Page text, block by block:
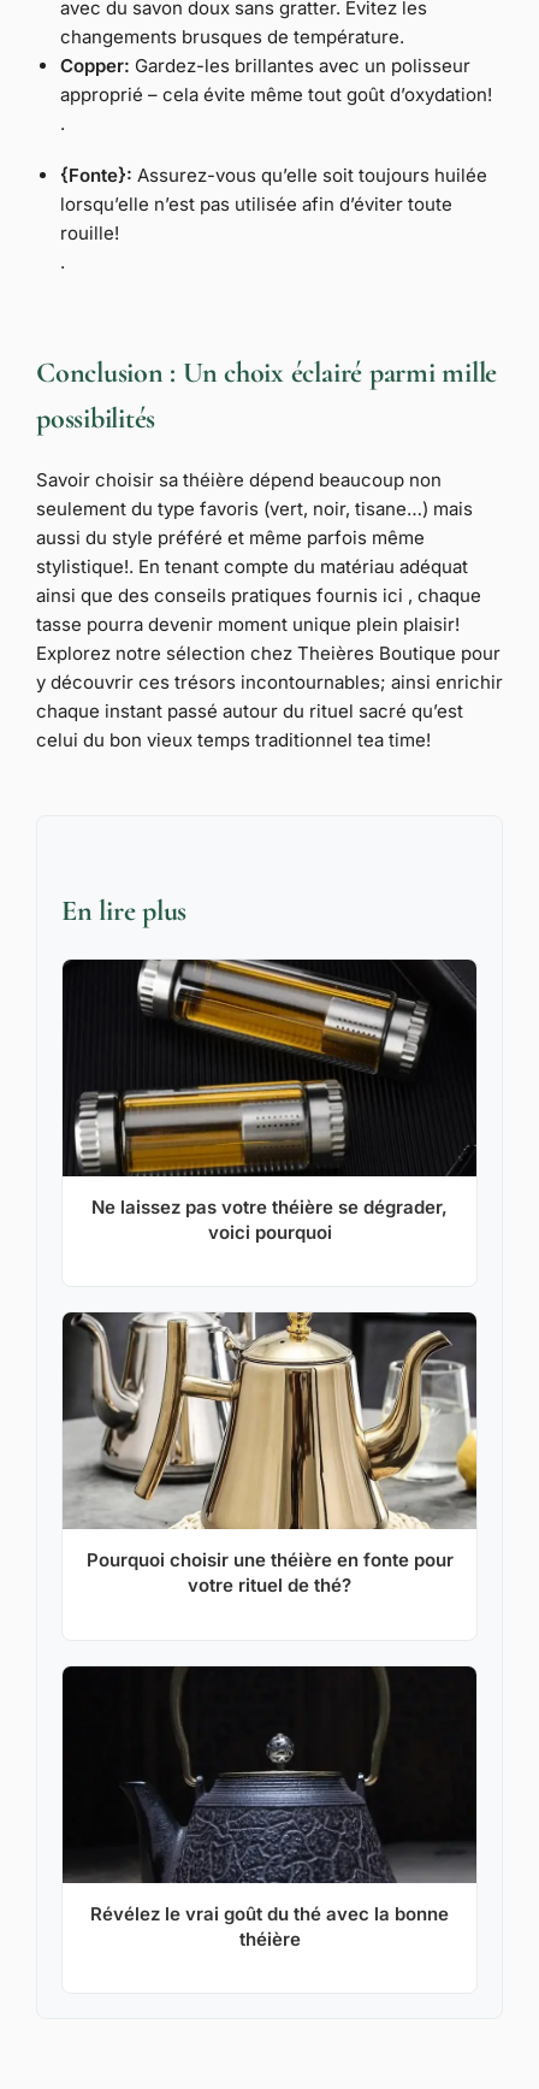
avec du savon doux sans gratter. Évitez les
changements brusques de température.
Copper: Gardez-les brillantes avec un polisseur
approprié – cela évite même tout goût d’oxydation!
.
{Fonte}: Assurez-vous qu’elle soit toujours huilée
lorsqu’elle n’est pas utilisée afin d’éviter toute
rouille!
.
Conclusion : Un choix éclairé parmi mille
possibilités
Savoir choisir sa théière dépend beaucoup non
seulement du type favoris (vert, noir, tisane…) mais
aussi du style préféré et même parfois même
stylistique!. En tenant compte du matériau adéquat
ainsi que des conseils pratiques fournis ici , chaque
tasse pourra devenir moment unique plein plaisir!
Explorez notre sélection chez Theières Boutique pour
y découvrir ces trésors incontournables; ainsi enrichir
chaque instant passé autour du rituel sacré qu’est
celui du bon vieux temps traditionnel tea time!
En lire plus
Ne laissez pas votre théière se dégrader,
voici pourquoi
Pourquoi choisir une théière en fonte pour
votre rituel de thé?
Révélez le vrai goût du thé avec la bonne
théière